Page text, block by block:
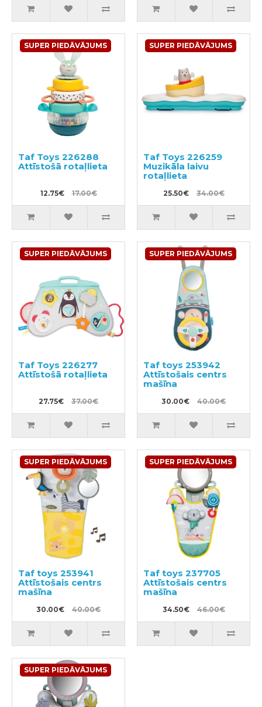
SUPER PIEDĀVĀJUMS
Taf Toys 226288
Attīstošā rotaļlieta
12.75€ 17.00€
SUPER PIEDĀVĀJUMS
Taf Toys 226259
Muzikāla laivu
rotaļlieta
25.50€ 34.00€
SUPER PIEDĀVĀJUMS
Taf Toys 226277
Attīstošā rotaļlieta
27.75€ 37.00€
SUPER PIEDĀVĀJUMS
Taf toys 253942
Attīstošais centrs
mašīna
30.00€ 40.00€
SUPER PIEDĀVĀJUMS
Taf toys 253941
Attīstošais centrs
mašīna
30.00€ 40.00€
SUPER PIEDĀVĀJUMS
Taf toys 237705
Attīstošais centrs
mašīna
34.50€ 46.00€
SUPER PIEDĀVĀJUMS